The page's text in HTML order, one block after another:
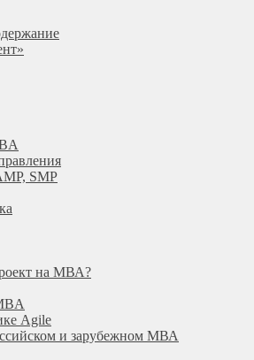
SMP
на МВА?
Agile
и зарубежном МВА